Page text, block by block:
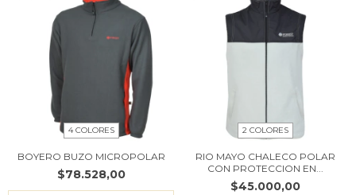
4 COLORES
BOYERO BUZO MICROPOLAR
$78.528,00
2 COLORES
RIO MAYO CHALECO POLAR
CON PROTECCION EN...
$45.000,00